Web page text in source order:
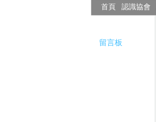
首頁 認識協會
留言板